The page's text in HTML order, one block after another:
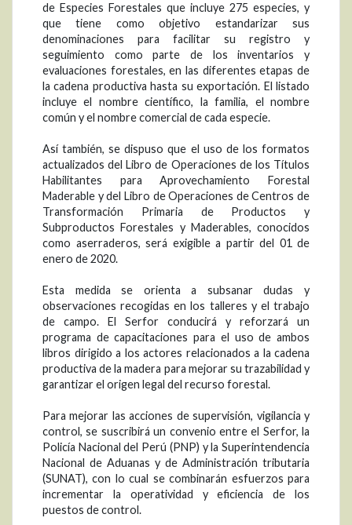
de Especies Forestales que incluye 275 especies, y
que tiene como objetivo estandarizar sus
denominaciones para facilitar su registro y
seguimiento como parte de los inventarios y
evaluaciones forestales, en las diferentes etapas de
la cadena productiva hasta su exportación. El listado
incluye el nombre científico, la familia, el nombre
común y el nombre comercial de cada especie.
Así también, se dispuso que el uso de los formatos
actualizados del Libro de Operaciones de los Títulos
Habilitantes para Aprovechamiento Forestal
Maderable y del Libro de Operaciones de Centros de
Transformación Primaria de Productos y
Subproductos Forestales y Maderables, conocidos
como aserraderos, será exigible a partir del 01 de
enero de 2020.
Esta medida se orienta a subsanar dudas y
observaciones recogidas en los talleres y el trabajo
de campo. El Serfor conducirá y reforzará un
programa de capacitaciones para el uso de ambos
libros dirigido a los actores relacionados a la cadena
productiva de la madera para mejorar su trazabilidad y
garantizar el origen legal del recurso forestal.
Para mejorar las acciones de supervisión, vigilancia y
control, se suscribirá un convenio entre el Serfor, la
Policía Nacional del Perú (PNP) y la Superintendencia
Nacional de Aduanas y de Administración tributaria
(SUNAT), con lo cual se combinarán esfuerzos para
incrementar la operatividad y eficiencia de los
puestos de control.